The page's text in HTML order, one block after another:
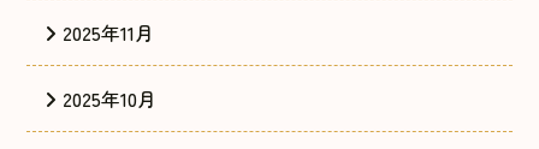
2025年11月
2025年10月